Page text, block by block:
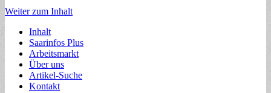
Weiter zum Inhalt
Inhalt
Saarinfos Plus
Arbeitsmarkt
Über uns
Artikel-Suche
Kontakt